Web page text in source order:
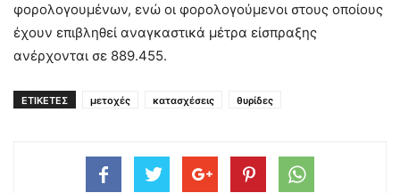
φορολογουμένων, ενώ οι φορολογούμενοι στους οποίους
έχουν επιβληθεί αναγκαστικά μέτρα είσπραξης
ανέρχονται σε 889.455.
ΕΤΙΚΕΤΕΣ μετοχές κατασχέσεις θυρίδες